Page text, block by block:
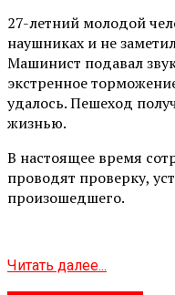
27-летний молодой
наушниках и не
Машинист подавал
экстренное
удалось. Пешеход
жизнью.
В настоящее время
проводят проверку,
произошедшего.
Читать далее...